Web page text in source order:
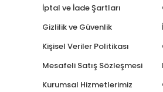
İptal ve İade Şartları
Gizlilik ve Güvenlik
Kişisel Veriler Politikası
Mesafeli Satış Sözleşmesi
Kurumsal Hizmetlerimiz